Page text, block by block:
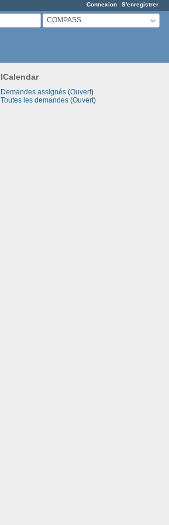
Connexion S'enregistrer
COMPASS
ICalendar
Demandes assignés (Ouvert)
Toutes les demandes (Ouvert)